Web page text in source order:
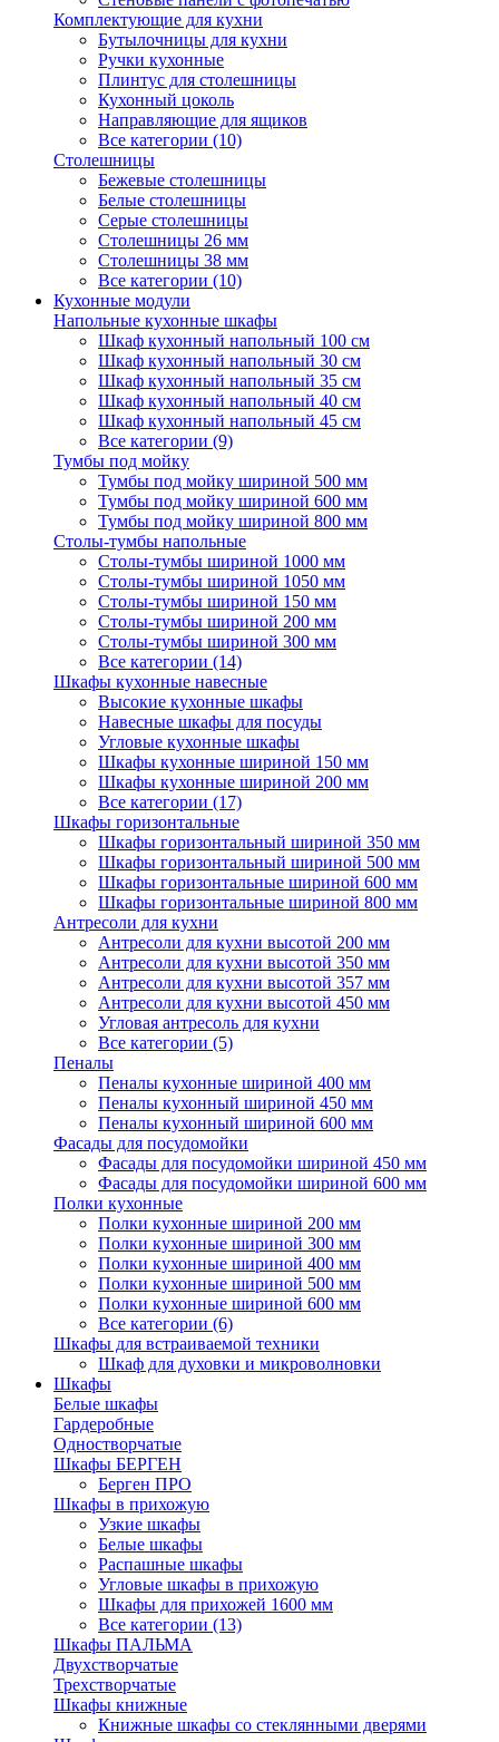
Комплектующие для кухни
Бутылочницы для кухни
Ручки кухонные
Плинтус для столешницы
Кухонный цоколь
Направляющие для ящиков
Все категории (10)
Столешницы
Бежевые столешницы
Белые столешницы
Серые столешницы
Столешницы 26 мм
Столешницы 38 мм
Все категории (10)
Кухонные модули
Напольные кухонные шкафы
Шкаф кухонный напольный 100 см
Шкаф кухонный напольный 30 см
Шкаф кухонный напольный 35 см
Шкаф кухонный напольный 40 см
Шкаф кухонный напольный 45 см
Все категории (9)
Тумбы под мойку
Тумбы под мойку шириной 500 мм
Тумбы под мойку шириной 600 мм
Тумбы под мойку шириной 800 мм
Столы-тумбы напольные
Столы-тумбы шириной 1000 мм
Столы-тумбы шириной 1050 мм
Столы-тумбы шириной 150 мм
Столы-тумбы шириной 200 мм
Столы-тумбы шириной 300 мм
Все категории (14)
Шкафы кухонные навесные
Высокие кухонные шкафы
Навесные шкафы для посуды
Угловые кухонные шкафы
Шкафы кухонные шириной 150 мм
Шкафы кухонные шириной 200 мм
Все категории (17)
Шкафы горизонтальные
Шкафы горизонтальный шириной 350 мм
Шкафы горизонтальный шириной 500 мм
Шкафы горизонтальные шириной 600 мм
Шкафы горизонтальные шириной 800 мм
Антресоли для кухни
Антресоли для кухни высотой 200 мм
Антресоли для кухни высотой 350 мм
Антресоли для кухни высотой 357 мм
Антресоли для кухни высотой 450 мм
Угловая антресоль для кухни
Все категории (5)
Пеналы
Пеналы кухонные шириной 400 мм
Пеналы кухонный шириной 450 мм
Пеналы кухонный шириной 600 мм
Фасады для посудомойки
Фасады для посудомойки шириной 450 мм
Фасады для посудомойки шириной 600 мм
Полки кухонные
Полки кухонные шириной 200 мм
Полки кухонные шириной 300 мм
Полки кухонные шириной 400 мм
Полки кухонные шириной 500 мм
Полки кухонные шириной 600 мм
Все категории (6)
Шкафы для встраиваемой техники
Шкаф для духовки и микроволновки
Шкафы
Белые шкафы
Гардеробные
Одностворчатые
Шкафы БЕРГЕН
Берген ПРО
Шкафы в прихожую
Узкие шкафы
Белые шкафы
Распашные шкафы
Угловые шкафы в прихожую
Шкафы для прихожей 1600 мм
Все категории (13)
Шкафы ПАЛЬМА
Двухстворчатые
Трехстворчатые
Шкафы книжные
Книжные шкафы со стеклянными дверями